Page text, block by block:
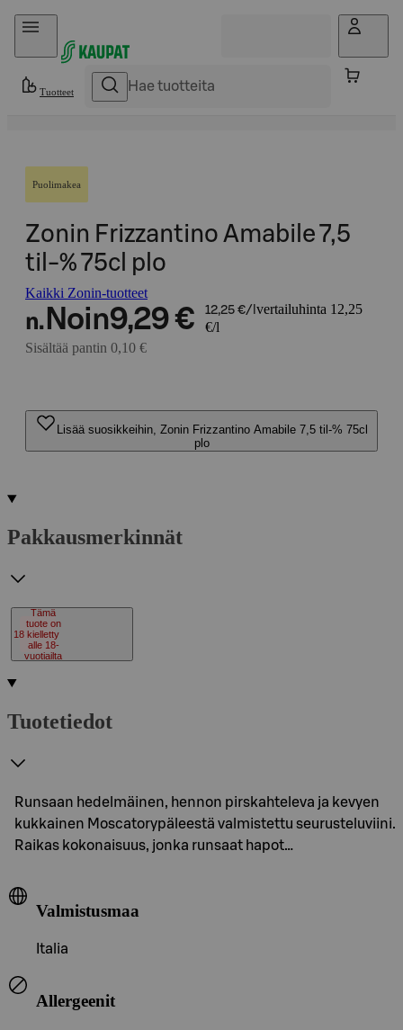
Hyppää sisältöön
Tuotteet
Puolimakea
Zonin Frizzantino Amabile 7,5
til-% 75cl plo
Kaikki Zonin-tuotteet
n. Noin9,29 € 12,25 €/l vertailuhinta 12,25
€/l
Sisältää pantin 0,10 €
Lisää suosikkeihin, Zonin Frizzantino Amabile 7,5 til-% 75cl
plo
Pakkausmerkinnät
18
Tämä
tuote on
kielletty
alle 18-
vuotiailta
Tuotetiedot
Runsaan hedelmäinen, hennon pirskahteleva ja kevyen
kukkainen Moscatorypäleestä valmistettu seurusteluviini.
Raikas kokonaisuus, jonka runsaat hapot…
Valmistusmaa
Italia
Allergeenit